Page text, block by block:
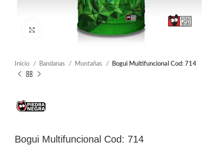
Click to enlarge
Inicio Bandanas Montañas Bogui Multifuncional Cod: 714
Bogui Multifuncional Cod: 714